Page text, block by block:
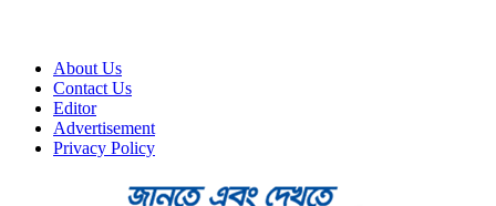
About Us
Contact Us
Editor
Advertisement
Privacy Policy